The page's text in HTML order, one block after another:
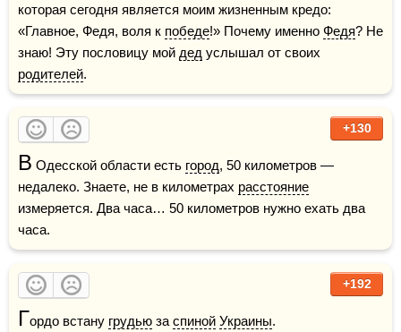
которая сегодня является моим жизненным кредо:
«Главное, Федя, воля к победе!» Почему именно Федя? Не
знаю! Эту пословицу мой дед
родителей.
+130
В Одесской области есть город, 50 километров —
недалеко. Знаете, не в километрах расстояние
измеряется. Два часа… 50 километров нужно ехать два
часа.
+192
Гордо встану грудью за спиной Украины.